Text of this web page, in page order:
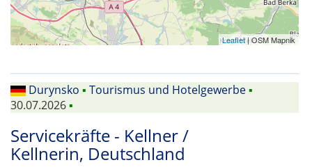
Leaflet| OSM Mapnik
Durynsko ▪ Tourismus und Hotelgewerbe▪
30.07.2026▪
Servicekräfte - Kellner /
Kellnerin, Deutschland